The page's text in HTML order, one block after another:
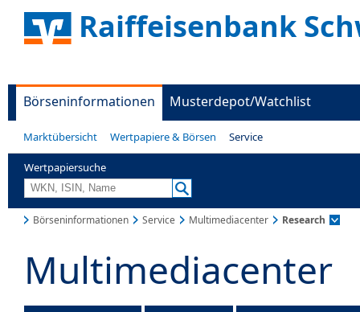
Raiffeisenbank
Börseninformationen Musterdepot/Watchlist
Marktübersicht Wertpapiere & Börsen Service
Wertpapiersuche
Börseninformationen Service Multimediacenter Research
Multimediacenter